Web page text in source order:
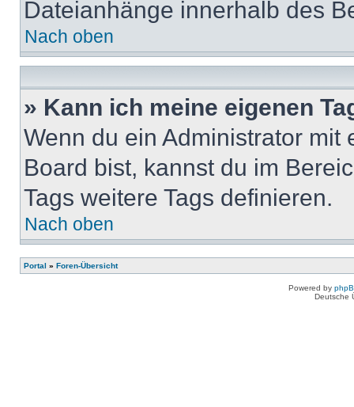
Dateianhänge innerhalb des
Nach oben
» Kann ich meine eigenen
Wenn du ein Administrator
Board bist, kannst du im
Tags weitere Tags definieren.
Nach oben
Portal » Foren-Übersicht
Powered by
Deutsche